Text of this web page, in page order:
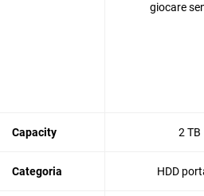
giocare
Capacity 2 TB
Categoria HDD